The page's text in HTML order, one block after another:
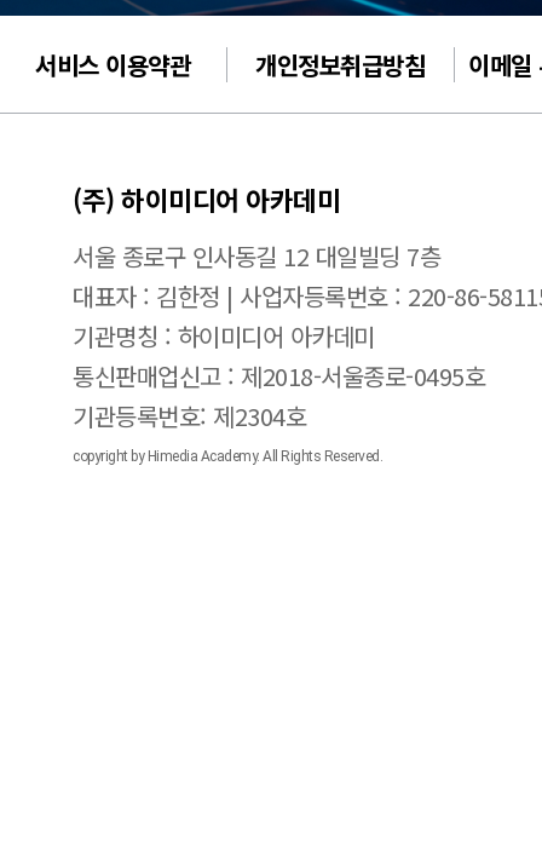
서비스 이용약관 개인정보취급방침 이메일
(주) 하이미디어 아카데미
서울 종로구 인사동길 12 대일빌딩 7층
대표자 : 김한정 | 사업자등록번호 : 220-86-
기관명칭 : 하이미디어 아카데미
통신판매업신고 : 제2018-서울종로-0495호
기관등록번호: 제2304호
copyright by Himedia Academy. All Rights Reserved.